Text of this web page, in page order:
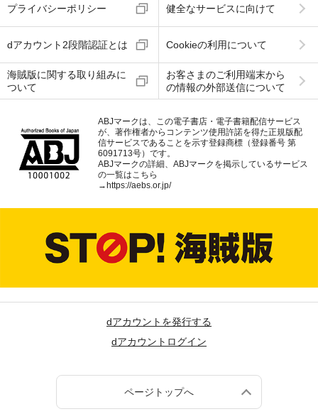
プライバシーポリシー 健全なサービスに向けて
dアカウント2段階認証とは Cookieの利用について
海賊版に関する取り組みに
ついて
お客さまのご利用端末から
の情報の外部送信について
ABJマークは、この電子書店・電子書籍配信サービス
が、著作権者からコンテンツ使用許諾を得た正規版配
信サービスであることを示す登録商標（登録番号 第
6091713号）です。
ABJマークの詳細、ABJマークを掲示しているサービス
の一覧はこちら
→ https://aebs.or.jp/
dアカウントを発行する
dアカウントログイン
ページトップへ